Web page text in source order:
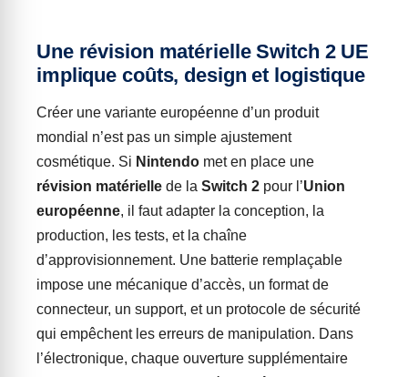
Une révision matérielle Switch 2 UE
implique coûts, design et logistique
Créer une variante européenne d’un produit
mondial n’est pas un simple ajustement
cosmétique. Si Nintendo met en place une
révision matérielle de la Switch 2 pour l’Union
européenne, il faut adapter la conception, la
production, les tests, et la chaîne
d’approvisionnement. Une batterie remplaçable
impose une mécanique d’accès, un format de
connecteur, un support, et un protocole de sécurité
qui empêchent les erreurs de manipulation. Dans
l’électronique, chaque ouverture supplémentaire